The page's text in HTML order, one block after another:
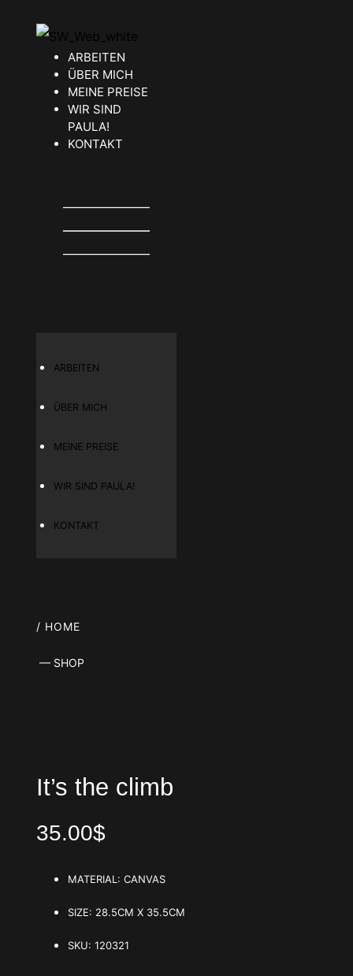
ARBEITEN
ÜBER MICH
MEINE PREISE
WIR SIND
PAULA!
KONTAKT
ARBEITEN
ÜBER MICH
MEINE PREISE
WIR SIND PAULA!
KONTAKT
/ HOME
— SHOP
It’s the climb
35.00$
MATERIAL: CANVAS
SIZE: 28.5CM X 35.5CM
SKU: 120321